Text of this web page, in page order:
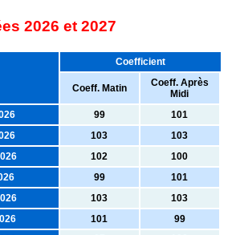
2026 et 2027
Coefficient
Coeff. Matin
Coeff. Après
Midi
99
101
103
103
102
100
99
101
103
103
101
99